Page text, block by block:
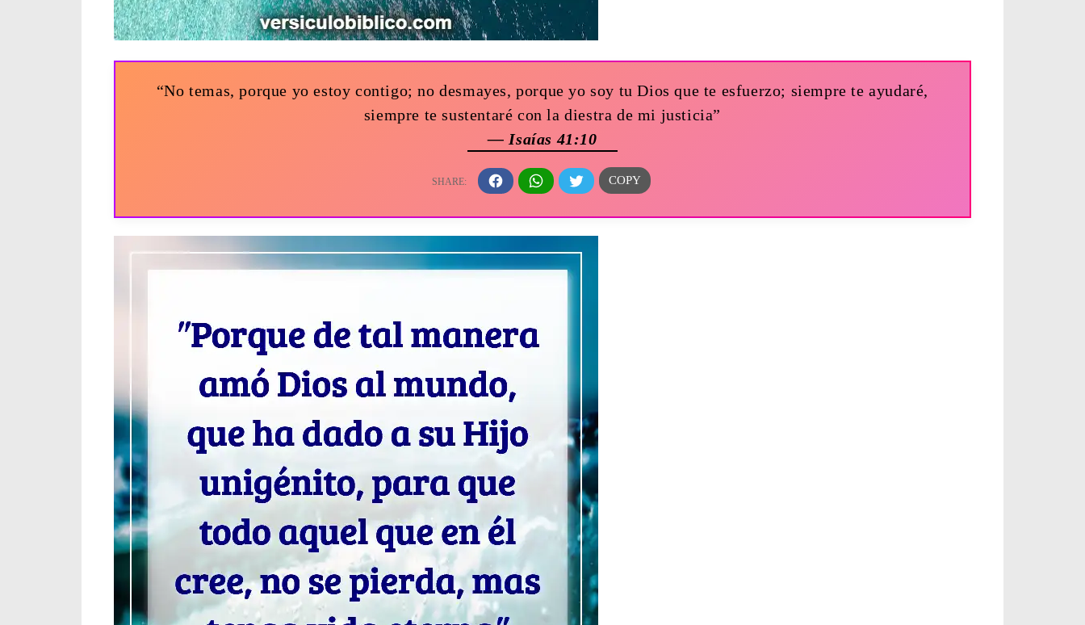
“No temas, porque yo estoy contigo; no desmayes, porque yo soy tu Dios que te esfuerzo; siempre te ayudaré,
siempre te sustentaré con la diestra de mi justicia”
— Isaías 41:10